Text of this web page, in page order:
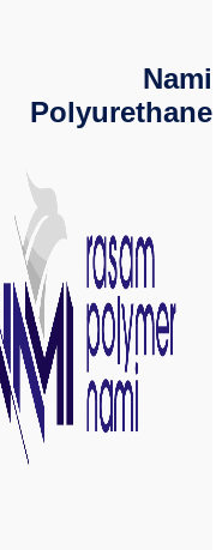
Nami
Polyurethane